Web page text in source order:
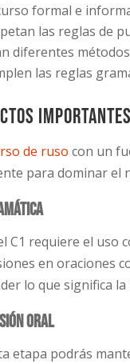
formal e
las reglas de
diferentes
las reglas
de ruso con un
para dominar el
C1 requiere el uso
en oraciones
lo que significa
oral
etapa podrás